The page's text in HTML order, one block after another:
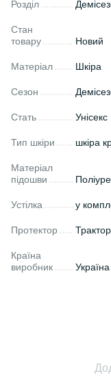
Розділ
Стан
товару
Новий
Матеріал Шкіра
Сезон
Стать Унісекс
Тип шкіри шкіра
Матеріал
підошви
Устілка у
Протектор
Країна
виробник
Україна